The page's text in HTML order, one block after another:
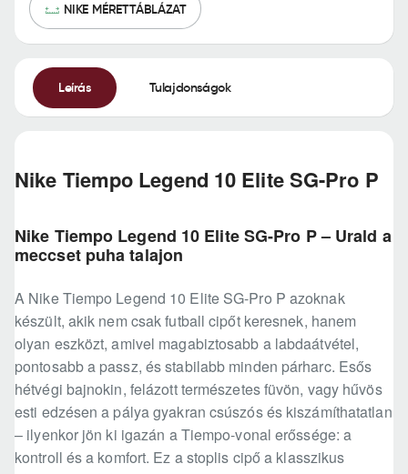
NIKE MÉRETTÁBLÁZAT
Leírás Tulajdonságok
Nike Tiempo Legend 10 Elite SG-Pro P
Nike Tiempo Legend 10 Elite SG-Pro P – Urald a
meccset puha talajon
A Nike Tiempo Legend 10 Elite SG-Pro P azoknak
készült, akik nem csak futball cipőt keresnek, hanem
olyan eszközt, amivel magabiztosabb a labdaátvétel,
pontosabb a passz, és stabilabb minden párharc. Esős
hétvégi bajnokin, felázott természetes füvön, vagy hűvös
esti edzésen a pálya gyakran csúszós és kiszámíthatatlan
– ilyenkor jön ki igazán a Tiempo-vonal erőssége: a
kontroll és a komfort. Ez a stoplis cipő a klasszikus